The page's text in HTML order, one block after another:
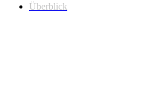
Überblick